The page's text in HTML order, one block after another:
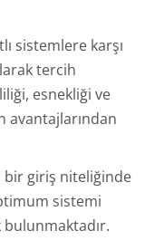
sistemlere karşı
tercih
esnekliği ve
avantajlarından
bir giriş niteliğinde
sistemi
bulunmaktadır.